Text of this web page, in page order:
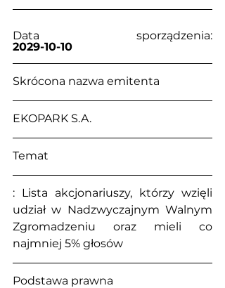
2029-10-10
Skrócona nazwa emitenta
EKOPARK S.A.
Temat
: Lista akcjonariuszy, którzy wzięli
udział w Nadzwyczajnym Walnym
Zgromadzeniu oraz mieli co
najmniej 5% głosów
Podstawa prawna